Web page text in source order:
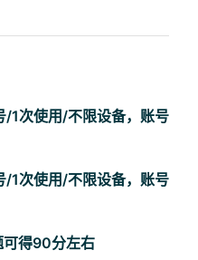
/1次使用/不限设备，账号
/1次使用/不限设备，账号
得90分左右